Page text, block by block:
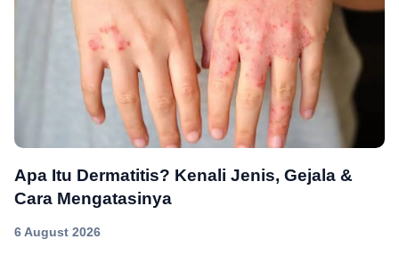
Apa Itu Dermatitis? Kenali Jenis, Gejala &
Cara Mengatasinya
6 August 2026